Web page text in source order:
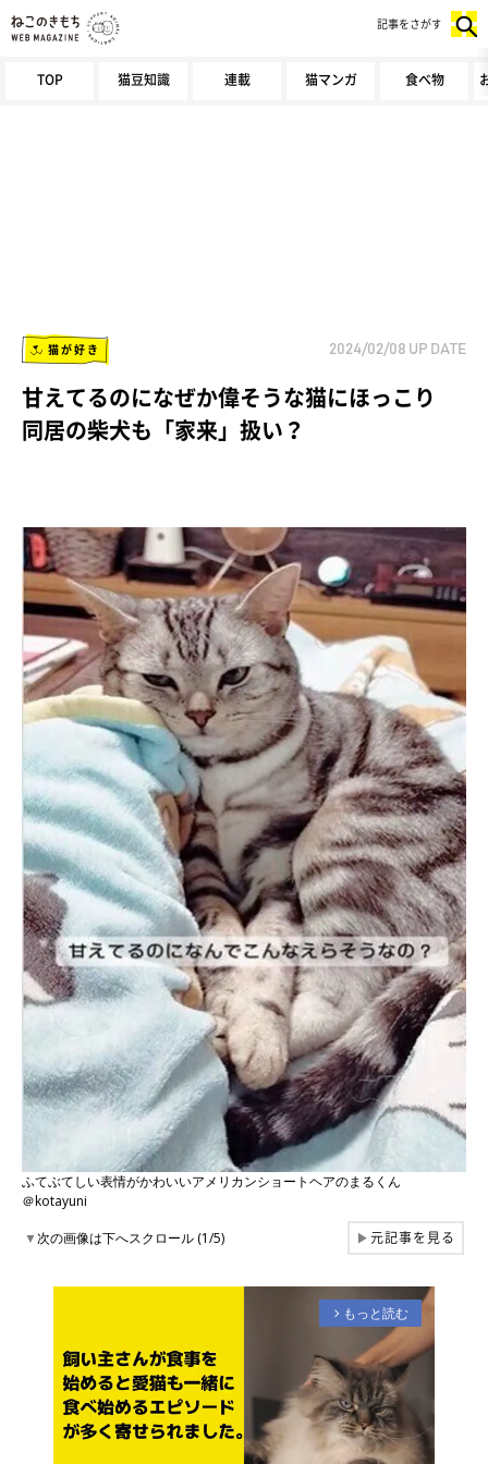
TOP 猫豆知識 連載 猫マンガ 食べ物
記事をさがす
猫が好き 2024/02/08 UP DATE
甘えてるのになぜか偉そうな猫にほっこり
同居の柴犬も「家来」扱い？
ふてぶてしい表情がかわいいアメリカンショートヘアのまるくん
＠kotayuni
▼次の画像は下へスクロール (1/5) ▶元記事を見る
arrow_forward_ios もっと読む